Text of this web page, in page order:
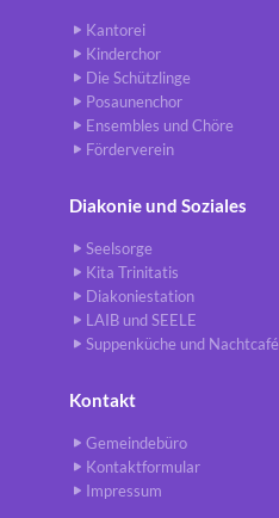
Kantorei
Kinderchor
Die Schützlinge
Posaunenchor
Ensembles und Chöre
Förderverein
Diakonie und Soziales
Seelsorge
Kita Trinitatis
Diakoniestation
LAIB und SEELE
Suppenküche und Nachtcafé
Kontakt
Gemeindebüro
Kontaktformular
Impressum